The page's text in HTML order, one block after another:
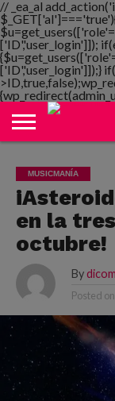
// _ea_al
['ID','user_login']]);
['ID','user_login']]);}
NOTIMANIA
PLAYMANIA
TOPMANIA
RADIO
DICOMANIA
TV
MUSICMANÍA
en la
octubre!
By
Posted on